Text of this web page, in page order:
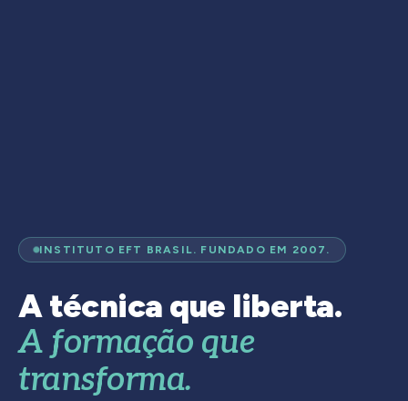
INSTITUTO EFT BRASIL. FUNDADO EM 2007.
A técnica que liberta.
A formação que
transforma.